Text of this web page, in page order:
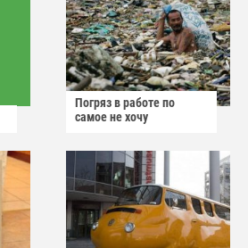
Погряз в работе по
самое не хочу